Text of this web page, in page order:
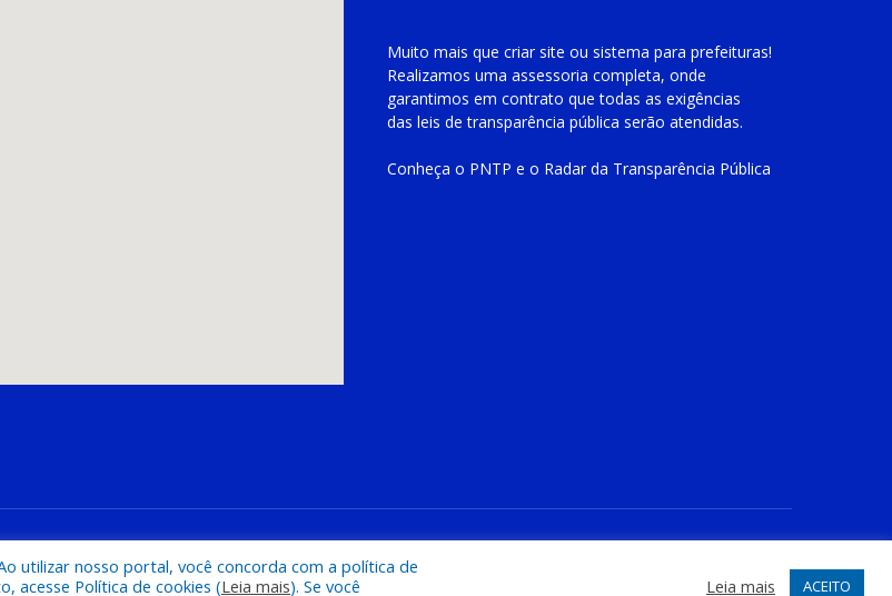
Muito mais que criar site ou sistema para prefeituras!
Realizamos uma assessoria completa, onde
garantimos em contrato que todas as exigências
das leis de transparência pública serão atendidas.
Conheça o PNTP e o Radar da Transparência Pública
utilizar nosso portal, você concorda com a política de
acesse Política de cookies (Leia mais). Se você
Leia mais ACEITO